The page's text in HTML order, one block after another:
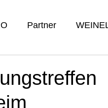
Partner